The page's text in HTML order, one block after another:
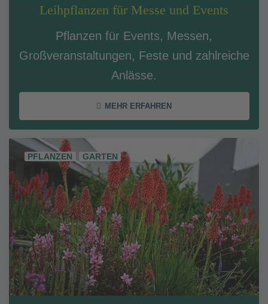
Leihpflanzen für Messe und Events
Pflanzen für Events, Messen,
Großveranstaltungen, Feste und zahlreiche
Anlässe.
MEHR ERFAHREN
PFLANZEN GARTEN